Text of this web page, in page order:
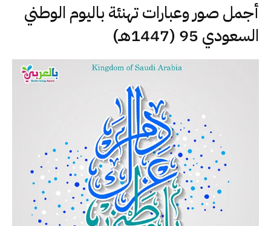
أجمل صور وعبارات تهنئة باليوم الوطني
السعودي 95 (1447هـ)